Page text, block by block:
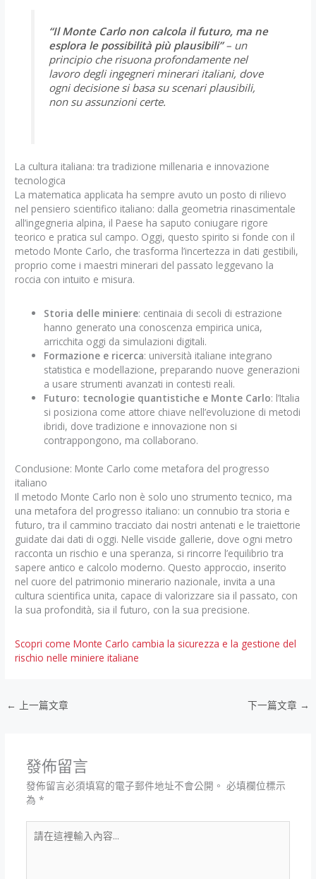
“Il Monte Carlo non calcola il futuro, ma ne
esplora le possibilità più plausibili”– un
principio che risuona profondamente nel
lavoro degli ingegneri minerari italiani, dove
ogni decisione si basa su scenari plausibili,
non su assunzioni certe.
La cultura italiana: tra tradizione millenaria e innovazione
tecnologica
La matematica applicata ha sempre avuto un posto di rilievo
nel pensiero scientifico italiano: dalla geometria rinascimentale
all’ingegneria alpina, il Paese ha saputo coniugare rigore
teorico e pratica sul campo. Oggi, questo spirito si fonde con il
metodo Monte Carlo, che trasforma l’incertezza in dati gestibili,
proprio come i maestri minerari del passato leggevano la
roccia con intuito e misura.
Storia delle miniere: centinaia di secoli di estrazione
hanno generato una conoscenza empirica unica,
arricchita oggi da simulazioni digitali.
Formazione e ricerca: università italiane integrano
statistica e modellazione, preparando nuove generazioni
a usare strumenti avanzati in contesti reali.
Futuro: tecnologie quantistiche e Monte Carlo: l’Italia
si posiziona come attore chiave nell’evoluzione di metodi
ibridi, dove tradizione e innovazione non si
contrappongono, ma collaborano.
Conclusione: Monte Carlo come metafora del progresso
italiano
Il metodo Monte Carlo non è solo uno strumento tecnico, ma
una metafora del progresso italiano: un connubio tra storia e
futuro, tra il cammino tracciato dai nostri antenati e le traiettorie
guidate dai dati di oggi. Nelle viscide gallerie, dove ogni metro
racconta un rischio e una speranza, si rincorre l’equilibrio tra
sapere antico e calcolo moderno. Questo approccio, inserito
nel cuore del patrimonio minerario nazionale, invita a una
cultura scientifica unita, capace di valorizzare sia il passato, con
la sua profondità, sia il futuro, con la sua precisione.
Scopri come Monte Carlo cambia la sicurezza e la gestione del
rischio nelle miniere italiane
← 上一篇文章 下一篇文章 →
發佈留言
發佈留言必須填寫的電子郵件地址不會公開。 必填欄位標示
為 *
在